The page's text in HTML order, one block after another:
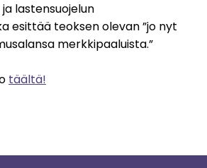
lastensuojelun
esittää teoksen olevan ”jo nyt
merkkipaaluista.”
täältä!